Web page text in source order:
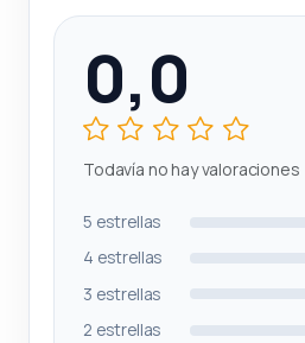
0,0
Todavía no hay valoraciones
5 estrellas
4 estrellas
3 estrellas
2 estrellas